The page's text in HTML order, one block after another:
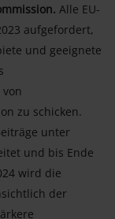
Alle EU-
aufgefordert,
und geeignete
zu schicken.
unter
und bis Ende
wird die
der